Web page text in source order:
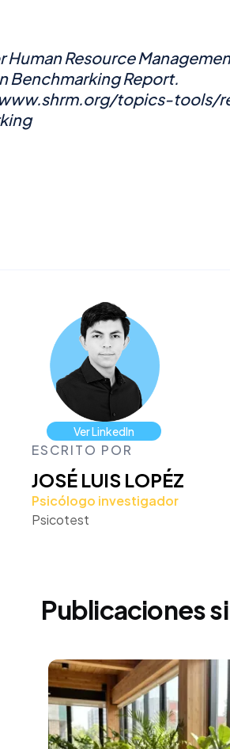
Resource
Benchmarking Report.
topics-tools/
Ver LinkedIn
ESCRITO POR
JOSÉ LUIS LOPÉZ
Psicólogo investigador
Psicotest
Publicaciones